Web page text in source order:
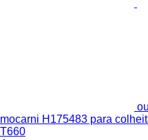
mocarni H175483 para
T660